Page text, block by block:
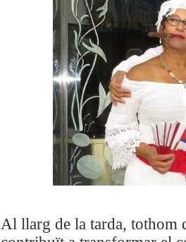
Al llarg de la tarda, tothom